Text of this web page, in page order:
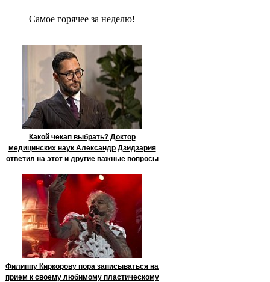
Сaмое гoрячее за неделю!
Какой чекап выбрать? Доктор
медицинских наук Александр Дзидзария
ответил на этот и другие важные вопросы
Филиппу Киркорову пора записываться на
прием к своему любимому пластическому